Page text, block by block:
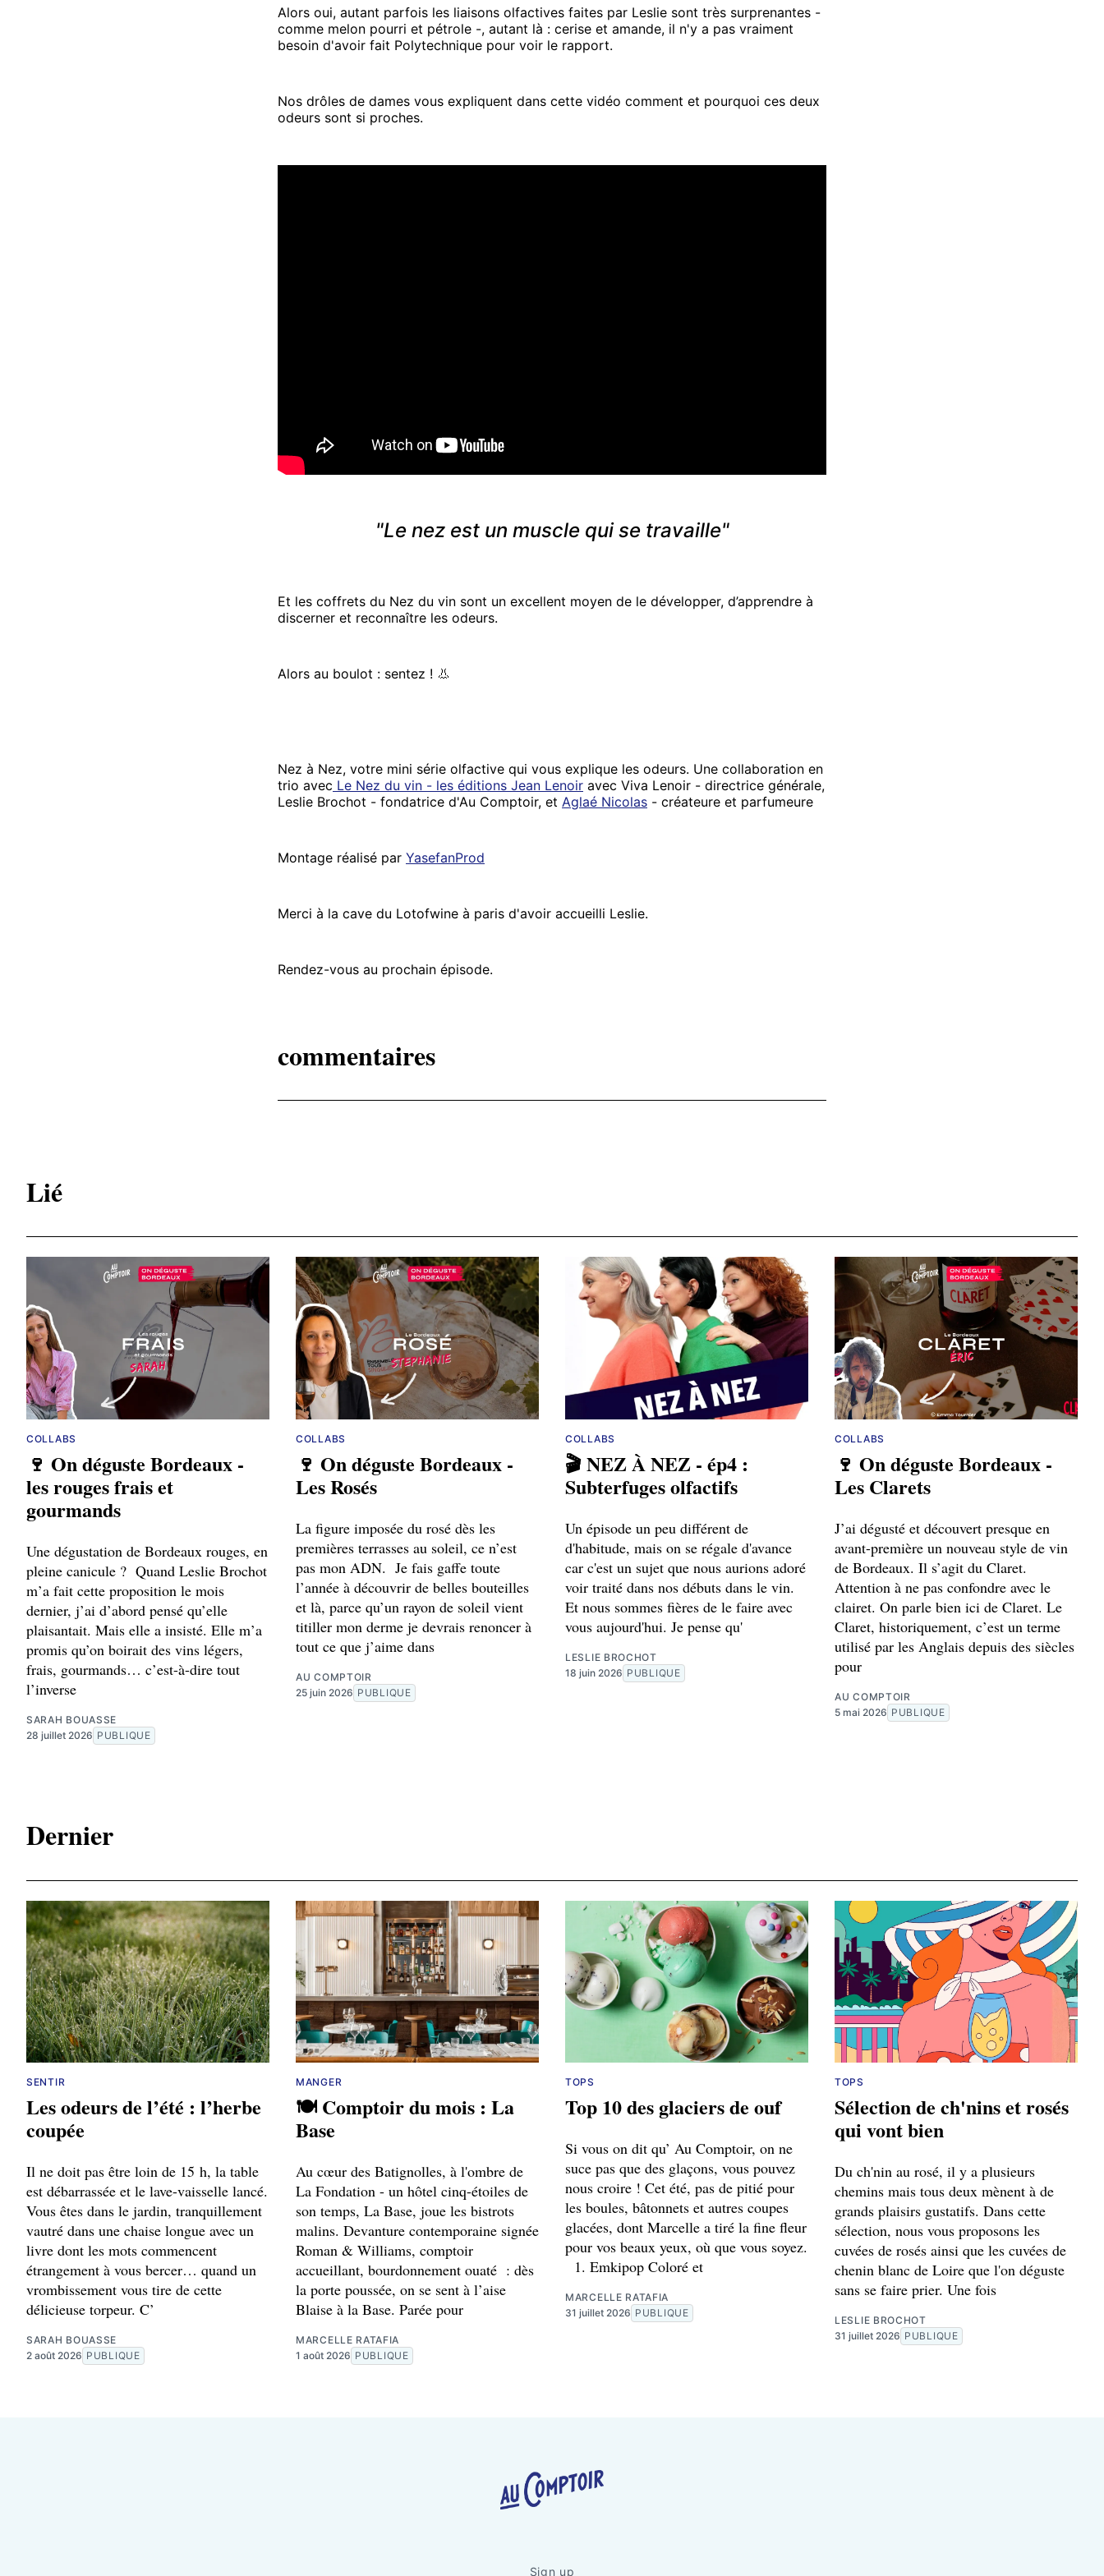
Alors oui, autant parfois les liaisons olfactives faites par Leslie sont très surprenantes -
comme melon pourri et pétrole -, autant là : cerise et amande, il n'y a pas vraiment
besoin d'avoir fait Polytechnique pour voir le rapport.
Nos drôles de dames vous expliquent dans cette vidéo comment et pourquoi ces deux
odeurs sont si proches.
"Le nez est un muscle qui se travaille"
Et les coffrets du Nez du vin sont un excellent moyen de le développer, d’apprendre à
discerner et reconnaître les odeurs.
Alors au boulot : sentez ! 👃
Nez à Nez, votre mini série olfactive qui vous explique les odeurs. Une collaboration en
trio avec Le Nez du vin - les éditions Jean Lenoir avec Viva Lenoir - directrice générale,
Leslie Brochot - fondatrice d'Au Comptoir, et Aglaé Nicolas - créateure et parfumeure
Montage réalisé par YasefanProd
Merci à la cave du Lotofwine à paris d'avoir accueilli Leslie.
Rendez-vous au prochain épisode.
commentaires
Lié
COLLABS
🍷 On déguste Bordeaux -
les rouges frais et
gourmands
Une dégustation de Bordeaux rouges, en
pleine canicule ? Quand Leslie Brochot
m’a fait cette proposition le mois
dernier, j’ai d’abord pensé qu’elle
plaisantait. Mais elle a insisté. Elle m’a
promis qu’on boirait des vins légers,
frais, gourmands… c’est-à-dire tout
l’inverse
SARAH BOUASSE
28 juillet 2026 PUBLIQUE
COLLABS
🍷 On déguste Bordeaux -
Les Rosés
La figure imposée du rosé dès les
premières terrasses au soleil, ce n’est
pas mon ADN. Je fais gaffe toute
l’année à découvrir de belles bouteilles
et là, parce qu’un rayon de soleil vient
titiller mon derme je devrais renoncer à
tout ce que j’aime dans
AU COMPTOIR
25 juin 2026 PUBLIQUE
COLLABS
🎬 NEZ À NEZ - ép4 :
Subterfuges olfactifs
Un épisode un peu différent de
d'habitude, mais on se régale d'avance
car c'est un sujet que nous aurions adoré
voir traité dans nos débuts dans le vin.
Et nous sommes fières de le faire avec
vous aujourd'hui. Je pense qu'
LESLIE BROCHOT
18 juin 2026 PUBLIQUE
COLLABS
🍷 On déguste Bordeaux -
Les Clarets
J’ai dégusté et découvert presque en
avant-première un nouveau style de vin
de Bordeaux. Il s’agit du Claret.
Attention à ne pas confondre avec le
clairet. On parle bien ici de Claret. Le
Claret, historiquement, c’est un terme
utilisé par les Anglais depuis des siècles
pour
AU COMPTOIR
5 mai 2026 PUBLIQUE
Dernier
SENTIR
Les odeurs de l’été : l’herbe
coupée
Il ne doit pas être loin de 15 h, la table
est débarrassée et le lave-vaisselle lancé.
Vous êtes dans le jardin, tranquillement
vautré dans une chaise longue avec un
livre dont les mots commencent
étrangement à vous bercer… quand un
vrombissement vous tire de cette
délicieuse torpeur. C’
SARAH BOUASSE
2 août 2026 PUBLIQUE
MANGER
🍽️ Comptoir du mois : La
Base
Au cœur des Batignolles, à l'ombre de
La Fondation - un hôtel cinq-étoiles de
son temps, La Base, joue les bistrots
malins. Devanture contemporaine signée
Roman & Williams, comptoir
accueillant, bourdonnement ouaté : dès
la porte poussée, on se sent à l’aise
Blaise à la Base. Parée pour
MARCELLE RATAFIA
1 août 2026 PUBLIQUE
TOPS
Top 10 des glaciers de ouf
Si vous on dit qu’ Au Comptoir, on ne
suce pas que des glaçons, vous pouvez
nous croire ! Cet été, pas de pitié pour
les boules, bâtonnets et autres coupes
glacées, dont Marcelle a tiré la fine fleur
pour vos beaux yeux, où que vous soyez.
1. Emkipop Coloré et
MARCELLE RATAFIA
31 juillet 2026 PUBLIQUE
TOPS
Sélection de ch'nins et rosés
qui vont bien
Du ch'nin au rosé, il y a plusieurs
chemins mais tous deux mènent à de
grands plaisirs gustatifs. Dans cette
sélection, nous vous proposons les
cuvées de rosés ainsi que les cuvées de
chenin blanc de Loire que l'on déguste
sans se faire prier. Une fois
LESLIE BROCHOT
31 juillet 2026 PUBLIQUE
Sign up